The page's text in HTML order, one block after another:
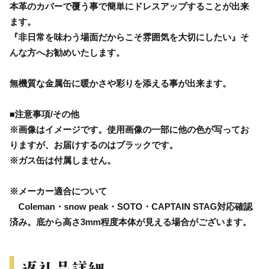
本革のカバーで覆う事で簡単にドレスアップすることが出来
ます。
『非日常を味わう場面だからこそ雰囲気を大切にしたい』そ
んな方へお勧めいたします。
無機質な金属缶に暖かさや彩りを添える事が出来ます。
■注意事項/その他
※画像はイメージです。使用画像の一部に他の色が写ってお
りますが、お届けするのはブラックです。
※ガス缶は付属しません。
※メーカー適合について
Coleman・snow peak・SOTO・CAPTAIN STAG対応確認
済み。底から高さ3mm程度本体が見える場合がございます。